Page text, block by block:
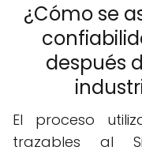
¿Cómo se
después
El proceso
trazables al